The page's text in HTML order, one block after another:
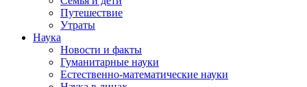
Путешествие
Утраты
Наука
Новости и факты
Гуманитарные науки
Естественно-математические науки